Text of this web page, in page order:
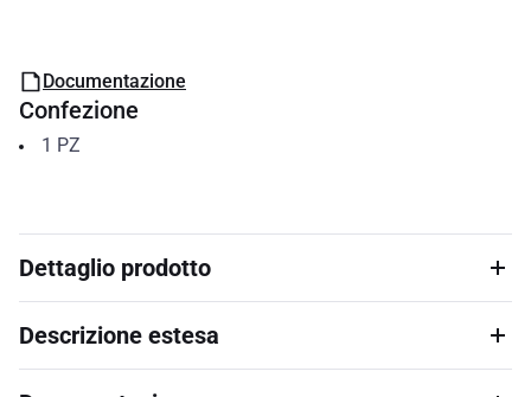
Documentazione
Confezione
1 PZ
Dettaglio prodotto
Descrizione estesa